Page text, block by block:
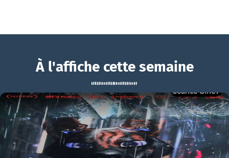
Louise Violet
Louise Violet Bande-annonce VF
À l'affiche cette semaine
BOUCHRA
mer 05/08